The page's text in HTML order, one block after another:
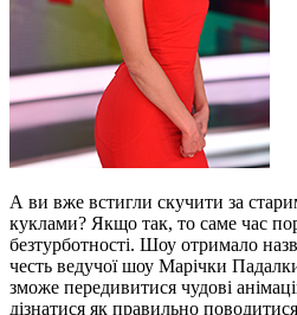
А ви вже встигли скучити за
куклами? Якщо так, то саме час
безтурботності. Шоу отримало
честь ведучої шоу Марічки
зможе передивитися чудові
дізнатися як правильно